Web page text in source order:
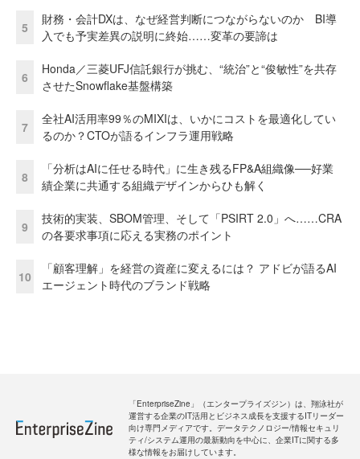
5
財務・会計DXは、なぜ経営判断につながらないのか BI導
入でも予実差異の説明に終始……変革の要諦は
6
Honda／三菱UFJ信託銀行が挑む、“統治”と“俊敏性”を共存
させたSnowflake基盤構築
7
全社AI活用率99％のMIXIは、いかにコストを最適化してい
るのか？CTOが語るインフラ運用戦略
8
「分析はAIに任せる時代」に生き残るFP&A組織像──好業
績企業に共通する組織デザインからひも解く
9
技術的実装、SBOM管理、そして「PSIRT 2.0」へ……CRA
の各要求事項に応える実務のポイント
10
「顧客理解」を経営の資産に変えるには？ アドビが語るAI
エージェント時代のブランド戦略
「EnterpriseZine」（エンタープライズジン）は、翔泳社が
運営する企業のIT活用とビジネス成長を支援するITリーダー
向け専門メディアです。データテクノロジー/情報セキュリ
ティ/システム運用の最新動向を中心に、企業ITに関する多
様な情報をお届けしています。